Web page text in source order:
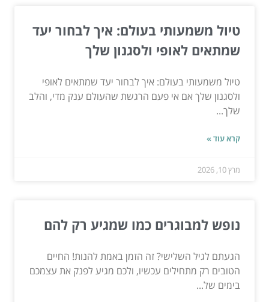
טיול משמעותי בעולם: איך לבחור יעד
שמתאים לאופי ולסגנון שלך
טיול משמעותי בעולם: איך לבחור יעד שמתאים לאופי
ולסגנון שלך אם אי פעם הרגשת שהעולם ענק מדי, והלב
שלך...
קרא עוד »
מרץ 10, 2026
נופש למבוגרים כמו שמגיע רק להם
הגעתם לגיל השלישי? זה הזמן באמת להנות! החיים
הטובים רק מתחילים עכשיו, ולכם מגיע לפנק את עצמכם
בימים של...